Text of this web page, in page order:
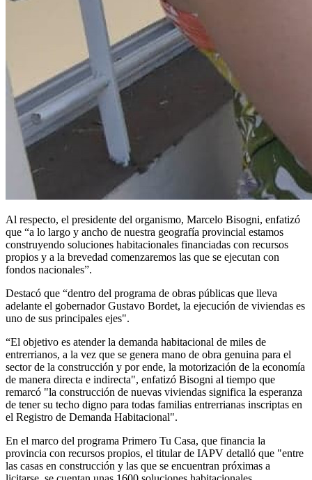
Al respecto, el presidente del organismo, Marcelo Bisogni, enfatizó
que “a lo largo y ancho de nuestra geografía provincial estamos
construyendo soluciones habitacionales financiadas con recursos
propios y a la brevedad comenzaremos las que se ejecutan con
fondos nacionales”.
Destacó que “dentro del programa de obras públicas que lleva
adelante el gobernador Gustavo Bordet, la ejecución de viviendas es
uno de sus principales ejes".
“El objetivo es atender la demanda habitacional de miles de
entrerrianos, a la vez que se genera mano de obra genuina para el
sector de la construcción y por ende, la motorización de la economía
de manera directa e indirecta", enfatizó Bisogni al tiempo que
remarcó "la construcción de nuevas viviendas significa la esperanza
de tener su techo digno para todas familias entrerrianas inscriptas en
el Registro de Demanda Habitacional".
En el marco del programa Primero Tu Casa, que financia la
provincia con recursos propios, el titular de IAPV detalló que "entre
las casas en construcción y las que se encuentran próximas a